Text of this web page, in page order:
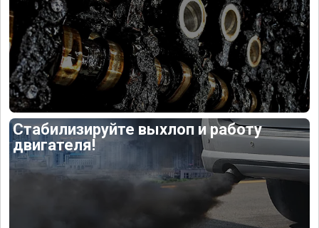
Стабилизируйте выхлоп и работу
двигателя!